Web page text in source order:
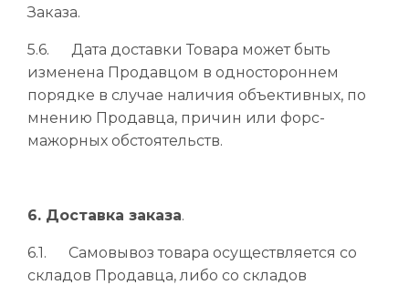
Заказа.
5.6. Дата доставки Товара может быть
изменена Продавцом в одностороннем
порядке в случае наличия объективных, по
мнению Продавца, причин или форс-
мажорных обстоятельств.
6. Доставка заказа.
6.1. Самовывоз товара осуществляется со
складов Продавца, либо со складов